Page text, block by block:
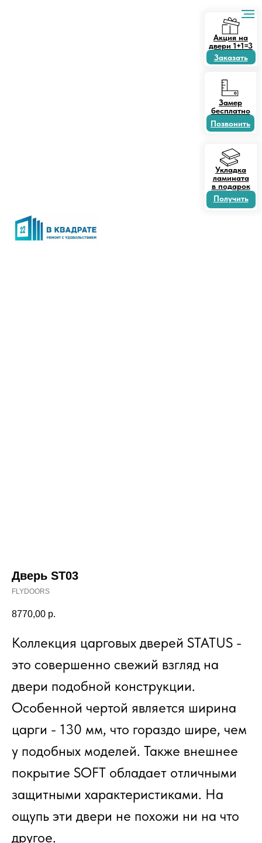
Дверь ST03
FLYDOORS
8770,00 р.
Коллекция царговых дверей STATUS -
это совершенно свежий взгляд на
двери подобной конструкции.
Особенной чертой является ширина
царги - 130 мм, что гораздо шире, чем
у подобных моделей. Также внешнее
покрытие SOFT обладает отличными
защитными характеристиками. На
ощупь эти двери не похожи ни на что
другое.